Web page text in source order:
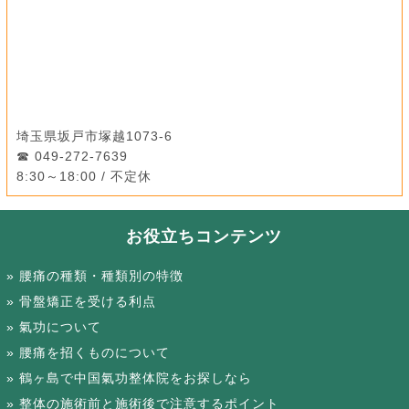
埼玉県坂戸市塚越1073-6
049-272-7639
8:30～18:00 / 不定休
お役立ちコンテンツ
腰痛の種類・種類別の特徴
骨盤矯正を受ける利点
氣功について
腰痛を招くものについて
鶴ヶ島で中国氣功整体院をお探しなら
整体の施術前と施術後で注意するポイント